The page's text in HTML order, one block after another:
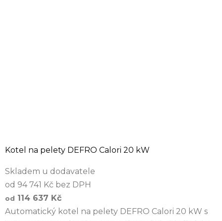
Kotel na pelety DEFRO Calori 20 kW
Skladem u dodavatele
od 94 741 Kč bez DPH
od 114 637 Kč
Automatický kotel na pelety DEFRO Calori 20 kW s